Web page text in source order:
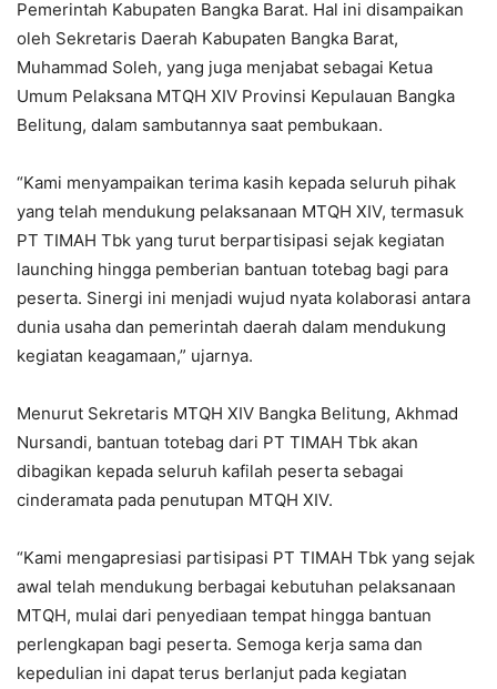
Pemerintah Kabupaten Bangka Barat. Hal ini disampaikan
oleh Sekretaris Daerah Kabupaten Bangka Barat,
Muhammad Soleh, yang juga menjabat sebagai Ketua
Umum Pelaksana MTQH XIV Provinsi Kepulauan Bangka
Belitung, dalam sambutannya saat pembukaan.
“Kami menyampaikan terima kasih kepada seluruh pihak
yang telah mendukung pelaksanaan MTQH XIV, termasuk
PT TIMAH Tbk yang turut berpartisipasi sejak kegiatan
launching hingga pemberian bantuan totebag bagi para
peserta. Sinergi ini menjadi wujud nyata kolaborasi antara
dunia usaha dan pemerintah daerah dalam mendukung
kegiatan keagamaan,” ujarnya.
Menurut Sekretaris MTQH XIV Bangka Belitung, Akhmad
Nursandi, bantuan totebag dari PT TIMAH Tbk akan
dibagikan kepada seluruh kafilah peserta sebagai
cinderamata pada penutupan MTQH XIV.
“Kami mengapresiasi partisipasi PT TIMAH Tbk yang sejak
awal telah mendukung berbagai kebutuhan pelaksanaan
MTQH, mulai dari penyediaan tempat hingga bantuan
perlengkapan bagi peserta. Semoga kerja sama dan
kepedulian ini dapat terus berlanjut pada kegiatan